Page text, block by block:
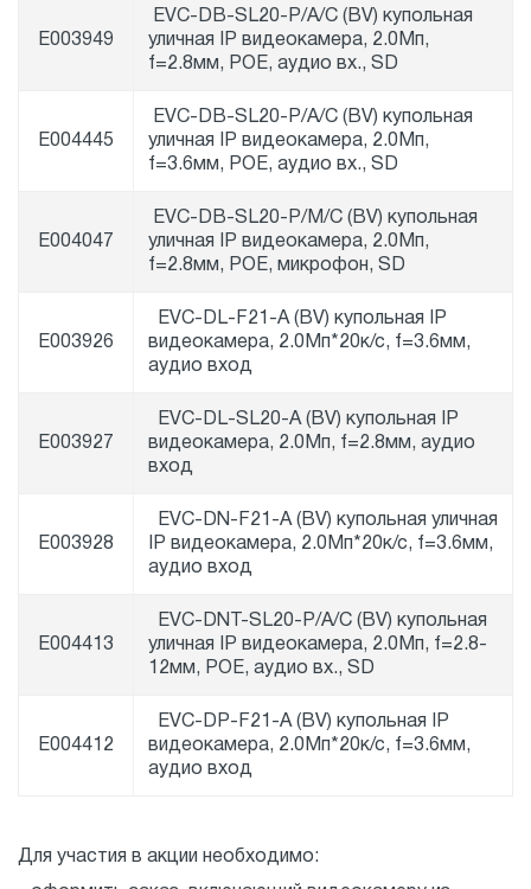
E003949
EVC-DB-SL20-P/A/C (BV) купольная
уличная IP видеокамера, 2.0Мп,
f=2.8мм, POE, аудио вх., SD
E004445
EVC-DB-SL20-P/A/C (BV) купольная
уличная IP видеокамера, 2.0Мп,
f=3.6мм, POE, аудио вх., SD
E004047
EVC-DB-SL20-P/M/C (BV) купольная
уличная IP видеокамера, 2.0Мп,
f=2.8мм, POE, микрофон, SD
E003926
EVC-DL-F21-A (BV) купольная IP
видеокамера, 2.0Мп*20к/с, f=3.6мм,
аудио вход
E003927
EVC-DL-SL20-A (BV) купольная IP
видеокамера, 2.0Мп, f=2.8мм, аудио
вход
E003928
EVC-DN-F21-A (BV) купольная уличная
IP видеокамера, 2.0Мп*20к/с, f=3.6мм,
аудио вход
E004413
EVC-DNT-SL20-P/A/C (BV) купольная
уличная IP видеокамера, 2.0Мп, f=2.8-
12мм, POE, аудио вх., SD
E004412
EVC-DP-F21-A (BV) купольная IP
видеокамера, 2.0Мп*20к/с, f=3.6мм,
аудио вход
Для участия в акции необходимо: